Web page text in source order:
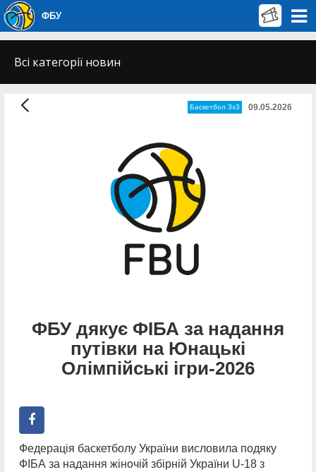
ФБУ
Всі категорії новин
Баскетбол 3х3 09.05.2026
ФБУ дякує ФІБА за надання
путівки на Юнацькі
Олімпійські ігри-2026
Федерація баскетболу України висловила подяку
ФІБА за надання жіночій збірній України U-18 з